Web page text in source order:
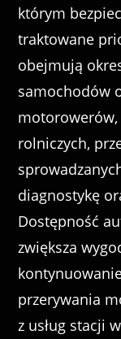
którym
traktowane
obejmują
samochodów
motorowerów,
rolniczych,
diagnostykę
Dostępność
zwiększa
przerywania
z usług stacji